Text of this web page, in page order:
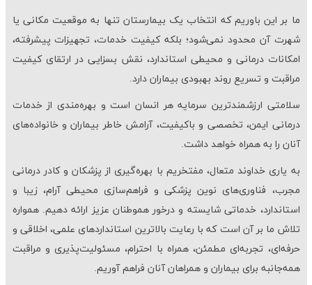
ما بر این باوریم که انتخاب یک بیمارستان تنها به موقعیت مکانی یا
شهرت آن محدود نمی‌شود؛ بلکه کیفیت خدمات، تجهیزات پیشرفته،
امکانات درمانی و محیطی استاندارد، نقش بسزایی در ارتقای کیفیت
مراقبت و تسریع روند بهبودی بیماران دارد.
سلامتی ارزشمندترین سرمایه هر انسان است و بهره‌مندی از خدمات
درمانی ایمن، تخصصی و باکیفیت، آرامش خاطر بیماران و خانواده‌های
آنان را به همراه خواهد داشت.
به یاری خداوند متعال، مفتخریم با بهره‌گیری از پزشکان و کادر درمانی
مجرب، فناوری‌های نوین پزشکی و فراهم‌سازی محیطی آرام، زیبا و
استاندارد، خدماتی شایسته و درخور هموطنان عزیز ارائه دهیم. همواره
تلاش ما بر آن است که با رعایت بالاترین استانداردهای علمی، اخلاقی و
حرفه‌ای، تجربه‌ای مطمئن، همراه با احترام، مسئولیت‌پذیری و مراقبت
همه‌جانبه برای بیماران و همراهان آنان فراهم آوریم.